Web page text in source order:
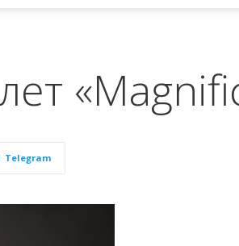
Telegram